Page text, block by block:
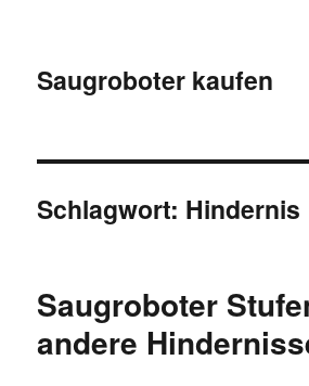
Saugroboter kaufen
Schlagwort: Hindernis
Saugroboter
andere